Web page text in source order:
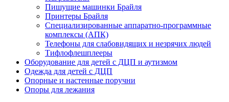
Пишущие машинки Брайля
Принтеры Брайля
Специализированные аппаратно-программные
комплексы (АПК)
Телефоны для слабовидящих и незрячих людей
Тифлофлешплееры
Оборудование для детей с ДЦП и аутизмом
Одежда для детей с ДЦП
Опорные и настенные поручни
Опоры для лежания